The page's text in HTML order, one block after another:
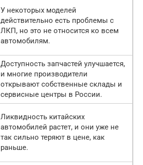
У некоторых моделей
действительно есть проблемы с
ЛКП, но это не относится ко всем
автомобилям.
Доступность запчастей улучшается,
и многие производители
открывают собственные склады и
сервисные центры в России.
Ликвидность китайских
автомобилей растет, и они уже не
так сильно теряют в цене, как
раньше.